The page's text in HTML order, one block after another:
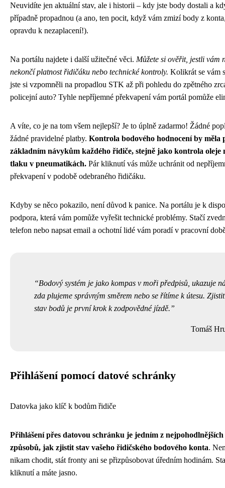
Neuvidíte jen aktuální stav, ale i historii – kdy jste body dostali a
případně propadnou (a ano, ten pocit, když vám zmizí body z
opravdu k nezaplacení!).
Na portálu najdete i další užitečné věci. Můžete si ověřit, jestli vám
nekončí platnost řidičáku nebo technické kontroly. Kolikrát se vám
jste si vzpomněli na propadlou STK až při pohledu do zpětného
policejní auto? Tyhle nepříjemné překvapení vám portál pomůže
A víte, co je na tom všem nejlepší? Je to úplně zadarmo! Žádné
žádné pravidelné platby. Kontrola bodového hodnocení by měla
základním návykům každého řidiče, stejně jako kontrola oleje
tlaku v pneumatikách. Pár kliknutí vás může uchránit od
překvapení v podobě odebraného řidičáku.
Kdyby se něco pokazilo, není důvod k panice. Na portálu je k
podpora, která vám pomůže vyřešit technické problémy. Stačí
telefon nebo napsat email a ochotní lidé vám poradí v pracovní
Bodový systém je jako kompas v moři předpisů, ukazuje
zda plujeme správným směrem nebo se řítíme k útesu.
stav bodů je první krok k zodpovědné jízdě.
Tomáš
Přihlášení pomocí datové schránky
Datovka jako klíč k bodům řidiče
Přihlášení přes datovou schránku je jedním z nejpohodlnějších
způsobů, jak zjistit stav vašeho řidičského bodového konta.
nikam chodit, stát fronty ani se přizpůsobovat úředním hodinám.
kliknutí a máte jasno.